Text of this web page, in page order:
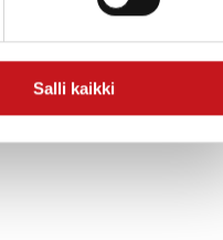
Salli kaikki